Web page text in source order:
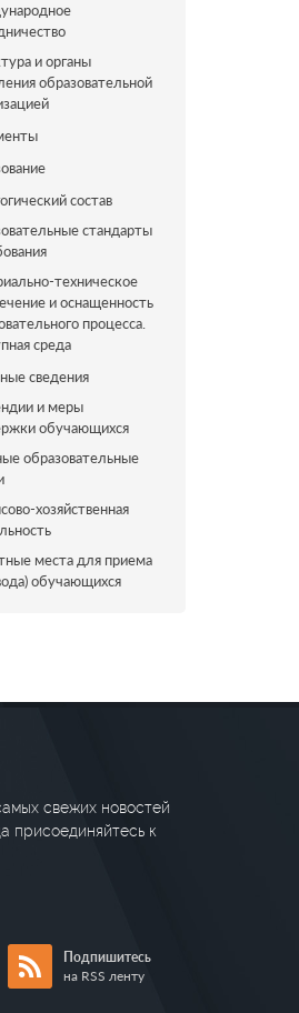
и органы
образовательной
состав
стандарты
техническое
и оснащенность
процесса.
среда
сведения
и меры
обучающихся
образовательные
хозяйственная
места для приема
обучающихся
свежих новостей
присоединяйтесь к
Подпишитесь
на RSS ленту